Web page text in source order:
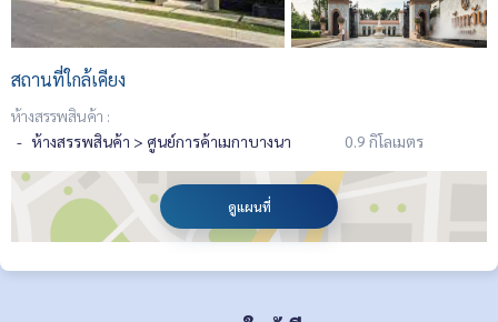
สถานที่ใกล้เคียง
ห้างสรรพสินค้า :
ห้างสรรพสินค้า > ศูนย์การค้าเมกาบางนา
0.9 กิโลเมตร
ดูแผนที่